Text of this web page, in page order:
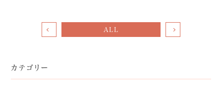
カテゴリー
ALL